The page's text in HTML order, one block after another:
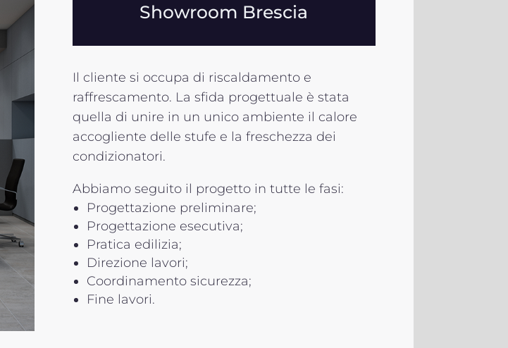
Showroom Brescia
Il cliente si occupa di riscaldamento e
raffrescamento. La sfida progettuale è stata
quella di unire in un unico ambiente il calore
accogliente delle stufe e la freschezza dei
condizionatori.
Abbiamo seguito il progetto in tutte le fasi:
Progettazione preliminare;
Progettazione esecutiva;
Pratica edilizia;
Direzione lavori;
Coordinamento sicurezza;
Fine lavori.